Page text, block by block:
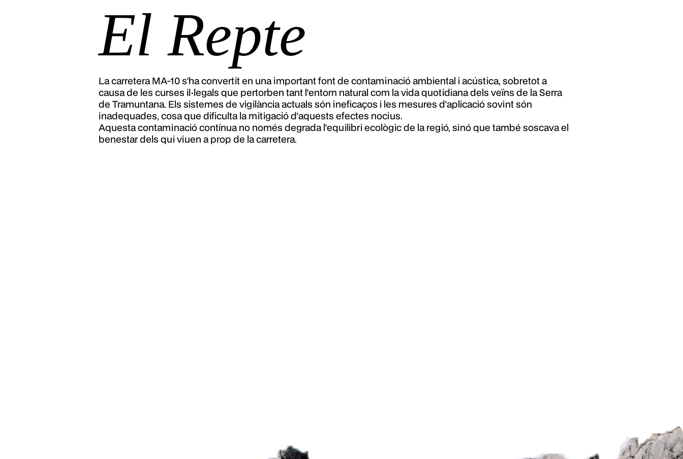
El Repte
La carretera MA-10 s'ha convertit en una important font de contaminació ambiental i acústica, sobretot a
causa de les curses il·legals que pertorben tant l'entorn natural com la vida quotidiana dels veïns de la Serra
de Tramuntana. Els sistemes de vigilància actuals són ineficaços i les mesures d'aplicació sovint són
inadequades, cosa que dificulta la mitigació d'aquests efectes nocius.
Aquesta contaminació contínua no només degrada l'equilibri ecològic de la regió, sinó que també soscava el
benestar dels qui viuen a prop de la carretera.